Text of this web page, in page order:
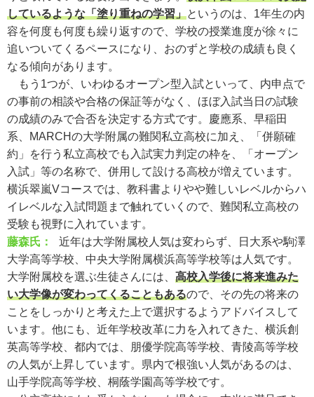
しているような「塗り重ねの学習」というのは、1年生の内
容を何度も何度も繰り返すので、学校の授業進度が徐々に
追いついてくるペースになり、おのずと学校の成績も良く
なる傾向があります。
もう1つが、いわゆるオープン型入試といって、内申点で
の事前の相談や合格の保証等がなく、ほぼ入試当日の試験
の成績のみで合否を決定する方式です。慶應系、早稲田
系、MARCHの大学附属の難関私立高校に加え、「併願確
約」を行う私立高校でも入試実力判定の枠を、「オープン
入試」等の名称で、併用して設ける高校が増えています。
横浜翠嵐Vコースでは、教科書よりやや難しいレベルからハ
イレベルな入試問題まで触れていくので、難関私立高校の
受験も視野に入れています。
藤森氏：
近年は大学附属校人気は変わらず、日大系や駒澤
大学高等学校、中央大学附属横浜高等学校等は人気です。
大学附属校を選ぶ生徒さんには、 高校入学後に将来進みた
い大学像が変わってくることもあるので、その先の将来の
ことをしっかりと考えた上で選択するようアドバイスして
います。他にも、近年学校改革に力を入れてきた、横浜創
英高等学校、都内では、朋優学院高等学校、青陵高等学校
の人気が上昇しています。県内で根強い人気があるのは、
山手学院高等学校、桐蔭学園高等学校です。